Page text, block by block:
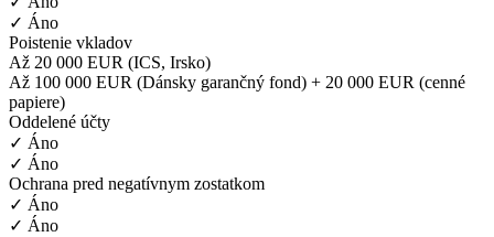
✓ Áno
Poistenie vkladov
Až 20 000 EUR (ICS, Irsko)
Až 100 000 EUR (Dánsky garančný fond) + 20 000 EUR (cenné
papiere)
Oddelené účty
✓ Áno
✓ Áno
Ochrana pred negatívnym zostatkom
✓ Áno
✓ Áno